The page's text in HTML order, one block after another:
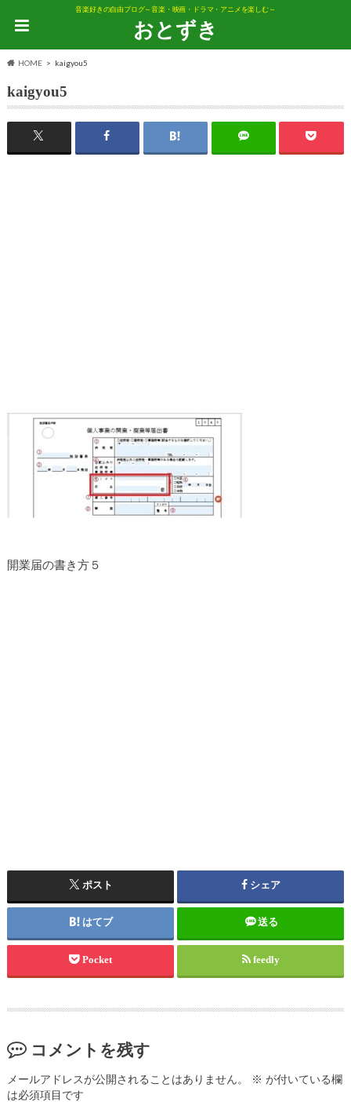
音楽好きの自由ブログ～音楽・映画・ドラマ・アニメを楽しむ～
おとずき
HOME kaigyou5
kaigyou5
開業届の書き方５
ポスト シェア
はてブ 送る
Pocket feedly
コメントを残す
メールアドレスが公開されることはありません。 ※ が付いている欄
は必須項目です